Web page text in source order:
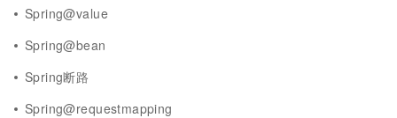
Spring@value
Spring@bean
Spring断路
Spring@requestmapping